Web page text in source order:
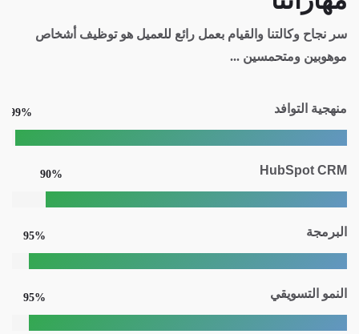
سر نجاح وكالتنا والقيام بعمل رائع للعميل هو توظيف أشخاص
موهوبين ومتحمسين ...
منهجية التوافد 99%
HubSpot CRM
90%
البرمجة 95%
النمو التسويقي 95%